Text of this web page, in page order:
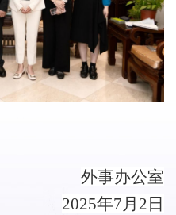
外事办公室
2025年7月 2 日